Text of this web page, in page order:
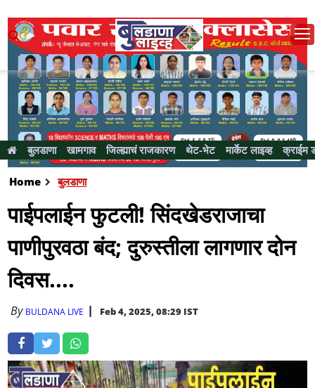
बुलडाणा खामगाव जिल्ह्याचं राजकारण थेट-भेट मार्केट लाइव्ह क्राईम
Home बुलडाणा
पाईपलाईन फुटली! सिंदखेडराजाचा
पाणीपुरवठा बंद; दुरुस्तीला लागणार दोन
दिवस....
By BULDANA LIVE Feb 4, 2025, 08:29 IST